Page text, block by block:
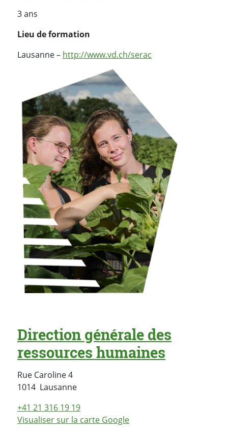
3 ans
Lieu de formation
Lausanne – http://www.vd.ch/serac
Direction générale des
ressources humaines
Rue Caroline 4
1014 LausanneSuisse
+41 21 316 19 19
Visualiser sur la carte Google